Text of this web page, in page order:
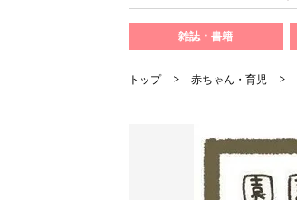
雑誌・書籍
トップ 赤ちゃん・育児